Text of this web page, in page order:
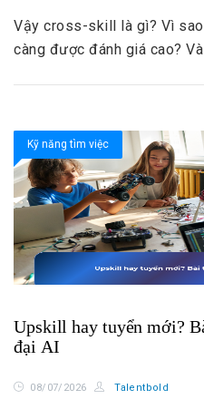
Vậy cross-skill là gì? Vì
càng được đánh giá cao?
Kỹ năng tìm việc
Upskill hay tuyển mới?
đại AI
08/07/2026 Talentbold